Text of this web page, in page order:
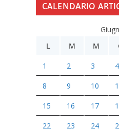
CALENDARIO
L
M M
1 2 3 4
8 9 10
15 16 17
22 23 24